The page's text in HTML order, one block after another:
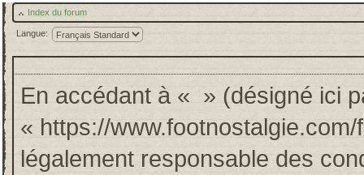
Index du forum
Langue:
En accédant à « » (désigné ici
« https://
légalement responsable des